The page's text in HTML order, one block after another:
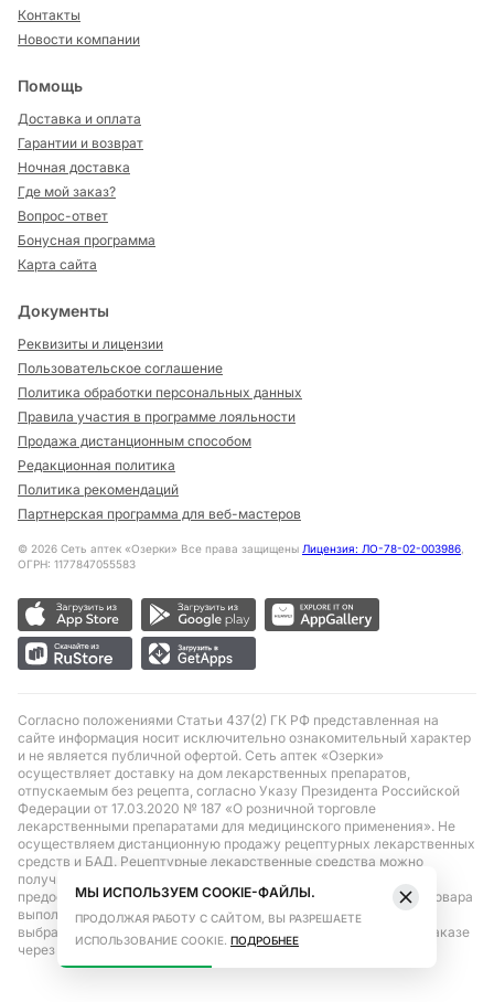
Контакты
Новости компании
Помощь
Доставка и оплата
Гарантии и возврат
Ночная доставка
Где мой заказ?
Вопрос-ответ
Бонусная программа
Карта сайта
Документы
Реквизиты и лицензии
Пользовательское соглашение
Политика обработки персональных данных
Правила участия в программе лояльности
Продажа дистанционным способом
Редакционная политика
Политика рекомендаций
Партнерская программа для веб-мастеров
© 2026 Сеть аптек «Озерки» Все права защищены Лицензия: ЛО-78-02-003986,
ОГРН: 1177847055583
Согласно положениями Статьи 437(2) ГК РФ представленная на
сайте информация носит исключительно ознакомительный характер
и не является публичной офертой. Сеть аптек «Озерки»
осуществляет доставку на дом лекарственных препаратов,
отпускаемым без рецепта, согласно Указу Президента Российской
Федерации от 17.03.2020 № 187 «О розничной торговле
лекарственными препаратами для медицинского применения». Не
осуществляем дистанционную продажу рецептурных лекарственных
средств и БАД. Рецептурные лекарственные средства можно
получить только при помощи самовывоза в аптеке при
предоставлении рецепта, выписанного врачом. Бронирование товара
выполняется при условиях последующего выкупа заказа в
выбранном аптечном пункте. Цена действительна только при заказе
через сайт.
МЫ ИСПОЛЬЗУЕМ COOKIE-ФАЙЛЫ.
ПРОДОЛЖАЯ РАБОТУ С САЙТОМ, ВЫ РАЗРЕШАЕТЕ
ИСПОЛЬЗОВАНИЕ COOKIE. ПОДРОБНЕЕ